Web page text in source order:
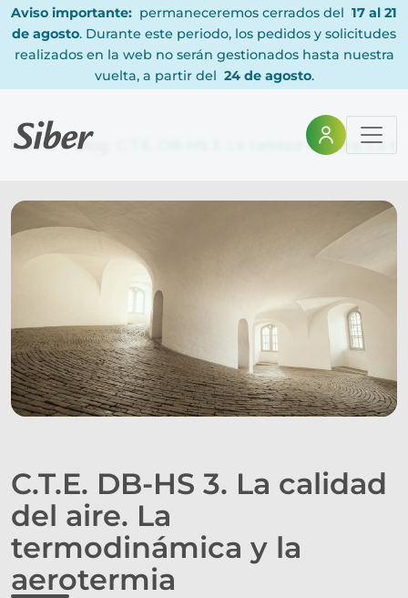
Aviso importante: permaneceremos cerrados del 17 al 21
de agosto. Durante este periodo, los pedidos y solicitudes
realizados en la web no serán gestionados hasta nuestra
vuelta, a partir del 24 de agosto.
Home Blog C.T.E. DB-HS 3. La calidad del aire.
C.T.E. DB-HS 3. La calidad
del aire. La
termodinámica y la
aerotermia